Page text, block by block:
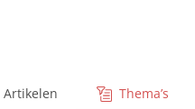
Artikelen Thema’s